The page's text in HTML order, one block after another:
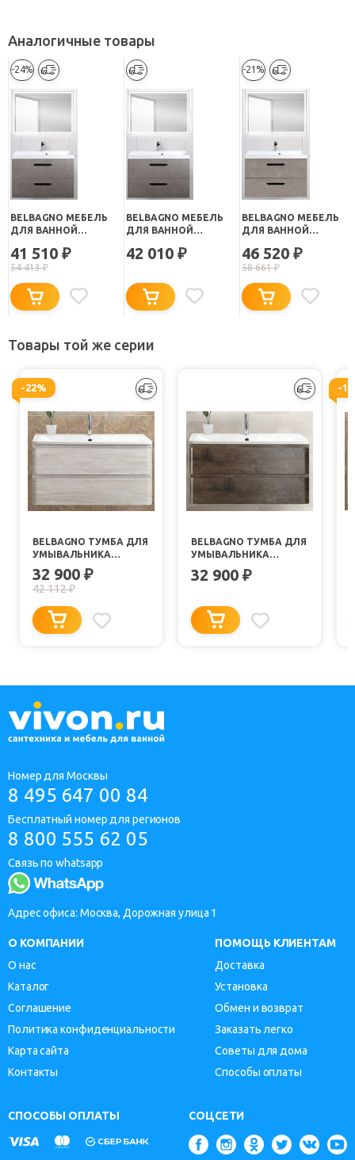
Аналогичные товары
-24%
BELBAGNO МЕБЕЛЬ
ДЛЯ ВАННОЙ
GRIGIO, BTN
41 510 ₽
54 413₽
BELBAGNO МЕБЕЛЬ
ДЛЯ ВАННОЙ
GRIGIO, TCH
42 010 ₽
-21%
BELBAGNO МЕБЕЛЬ
ДЛЯ ВАННОЙ
CEMENTO PALLIDO,
BTN
46 520 ₽
58 661₽
Товары той же серии
-22%
BELBAGNO ТУМБА ДЛЯ
УМЫВАЛЬНИКА
ALBANO 800 ROVERE
VINTAGE BIANCO
32 900 ₽
42 112₽
BELBAGNO ТУМБА ДЛЯ
УМЫВАЛЬНИКА
ALBANO 800 ROVERE
NATURE GRIGIO
32 900 ₽
-
Номер для Москвы
8 495 647 00 84
Бесплатный номер для регионов
8 800 555 62 05
Связь по whatsapp
Адрес офиса: Москва, Дорожная улица 1
О КОМПАНИИ
О нас
Каталог
Соглашение
Политика конфиденциальности
Карта сайта
Контакты
ПОМОЩЬ КЛИЕНТАМ
Доставка
Установка
Обмен и возврат
Заказать легко
Советы для дома
Способы оплаты
СПОСОБЫ ОПЛАТЫ СОЦСЕТИ